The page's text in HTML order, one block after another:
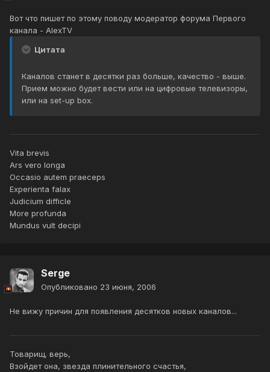
Вот что пишет по этому поводу модератор форума Первого
канала - AlexTV
Цитата
Каналов станет в десятки раз больше, качество - выше.
Прием можно будет вести или на цифровые телевизоры,
или на set-up box.
Vita brevis
Ars vero longa
Occasio autem praeceps
Experienta falax
Judicium difficle
More profunda
Mundus vult decipi
Serge
Опубликовано 23 июня, 2006
Не вижу причин для появления десятков новых каналов...
Товарищ, верь,
Взойдет она, звезда плинительного счастья,